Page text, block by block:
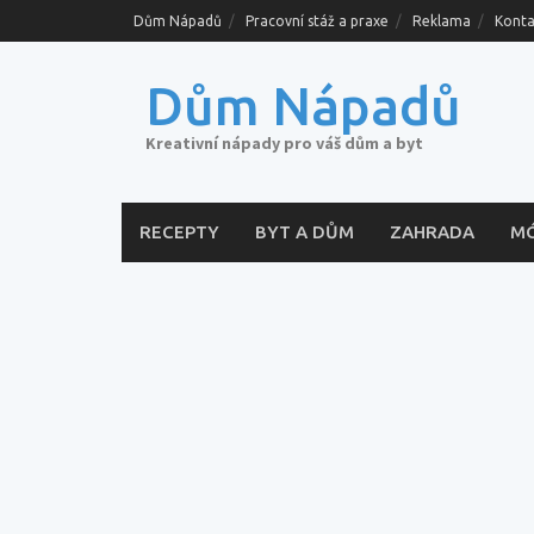
to
Dům Nápadů Pracovní stáž a praxe Reklama
Dům Nápadů
Kreativní nápady pro váš dům a byt
RECEPTY BYT A DŮM ZAHRADA